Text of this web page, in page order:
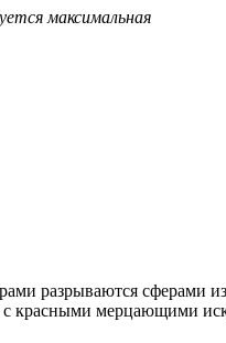
максимальная
разрываются
красными мерцающими